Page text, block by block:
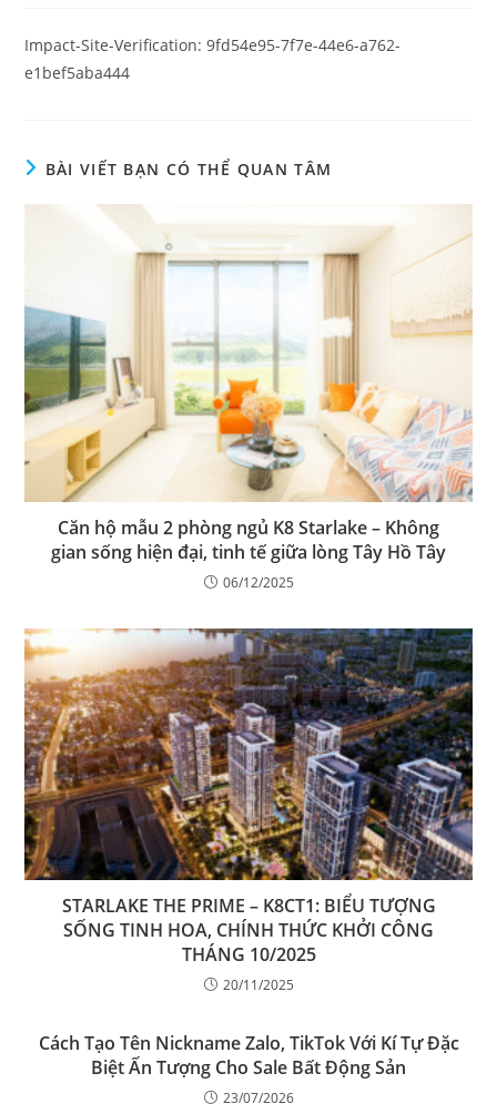
Impact-Site-Verification: 9fd54e95-7f7e-44e6-a762-
e1bef5aba444
BÀI VIẾT BẠN CÓ THỂ QUAN TÂM
Căn hộ mẫu 2 phòng ngủ K8 Starlake – Không
gian sống hiện đại, tinh tế giữa lòng Tây Hồ Tây
06/12/2025
STARLAKE THE PRIME – K8CT1: BIỂU TƯỢNG
SỐNG TINH HOA, CHÍNH THỨC KHỞI CÔNG
THÁNG 10/2025
20/11/2025
Cách Tạo Tên Nickname Zalo, TikTok Với Kí Tự Đặc
Biệt Ấn Tượng Cho Sale Bất Động Sản
23/07/2026